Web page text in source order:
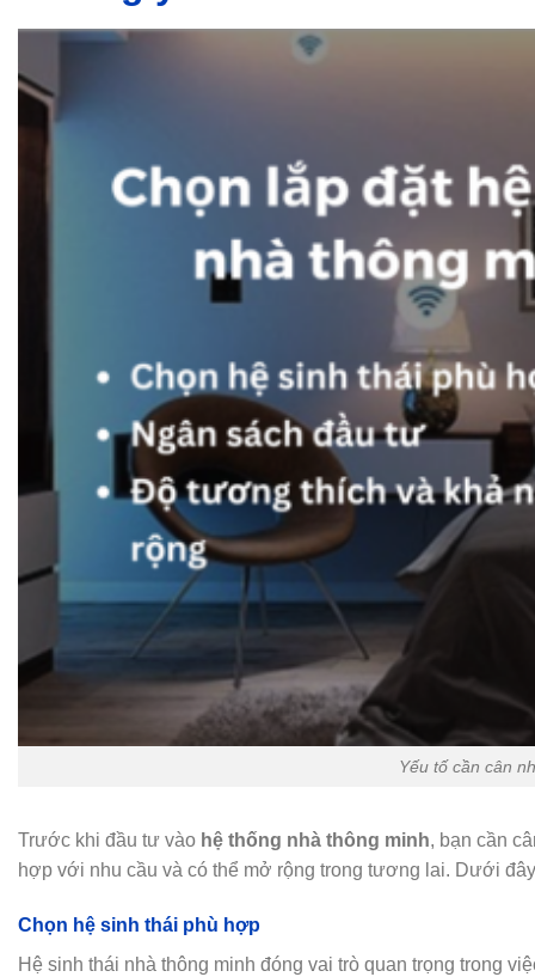
Yếu tố cần cân
Trước khi đầu tư vào hệ thống nhà thông minh, bạn cần
hợp với nhu cầu và có thể mở rộng trong tương lai. Dưới
Chọn hệ sinh thái phù hợp
Hệ sinh thái nhà thông minh đóng vai trò quan trọng trong